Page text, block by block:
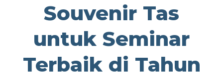
Souvenir Tas
untuk Seminar
Terbaik di Tahun